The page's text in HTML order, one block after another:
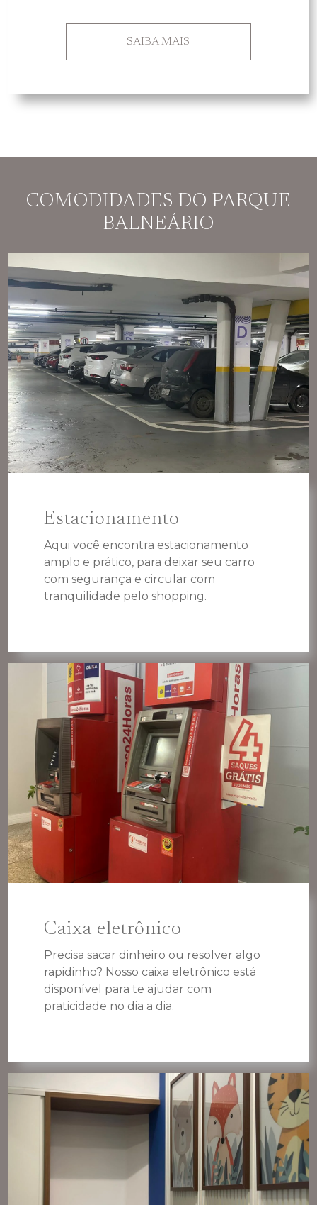
SAIBA MAIS
COMODIDADES DO PARQUE
BALNEÁRIO
Estacionamento
Aqui você encontra estacionamento
amplo e prático, para deixar seu carro
com segurança e circular com
tranquilidade pelo shopping.
Caixa eletrônico
Precisa sacar dinheiro ou resolver algo
rapidinho? Nosso caixa eletrônico está
disponível para te ajudar com
praticidade no dia a dia.